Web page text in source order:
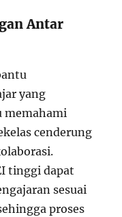
Antar
yang
memahami
cenderung
tinggi dapat
sesuai
proses